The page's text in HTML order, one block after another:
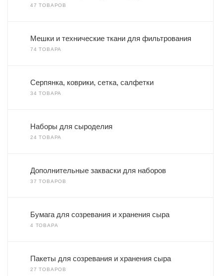
47 ТОВАРОВ
Мешки и технические ткани для фильтрования
74 ТОВАРА
Серпянка, коврики, сетка, салфетки
34 ТОВАРА
Наборы для сыроделия
24 ТОВАРА
Дополнительные закваски для наборов
37 ТОВАРОВ
Бумага для созревания и хранения сыра
4 ТОВАРА
Пакеты для созревания и хранения сыра
27 ТОВАРОВ